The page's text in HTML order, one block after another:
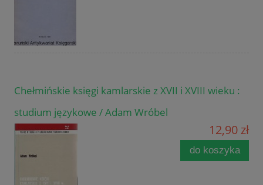
Chełmińskie księgi kamlarskie z XVII i XVIII wieku :
studium językowe / Adam Wróbel
12,90 zł
do koszyka